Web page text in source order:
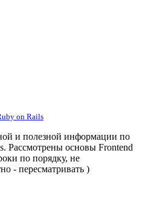
on Rails
и полезной информации по
Рассмотрены основы Frontend
по порядку, не
- пересматривать )